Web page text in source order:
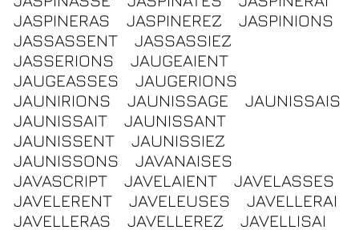
JASPINERAS
JASPINEREZ
JASPINIONS
JASSASSENT
JASSASSIEZ
JASSERIONS
JAUGEAIENT
JAUGEASSES
JAUGERIONS
JAUNIRIONS
JAUNISSAGE
JAUNISSAIS
JAUNISSAIT
JAUNISSANT
JAUNISSENT
JAUNISSIEZ
JAUNISSONS
JAVANAISES
JAVASCRIPT
JAVELAIENT
JAVELASSES
JAVELERENT
JAVELEUSES
JAVELLERAI
JAVELLERAS
JAVELLEREZ
JAVELLISAI